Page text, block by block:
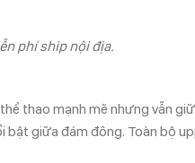
phí ship nội địa.
thao mạnh mẽ nhưng vẫn
giữa đám đông. Toàn bộ